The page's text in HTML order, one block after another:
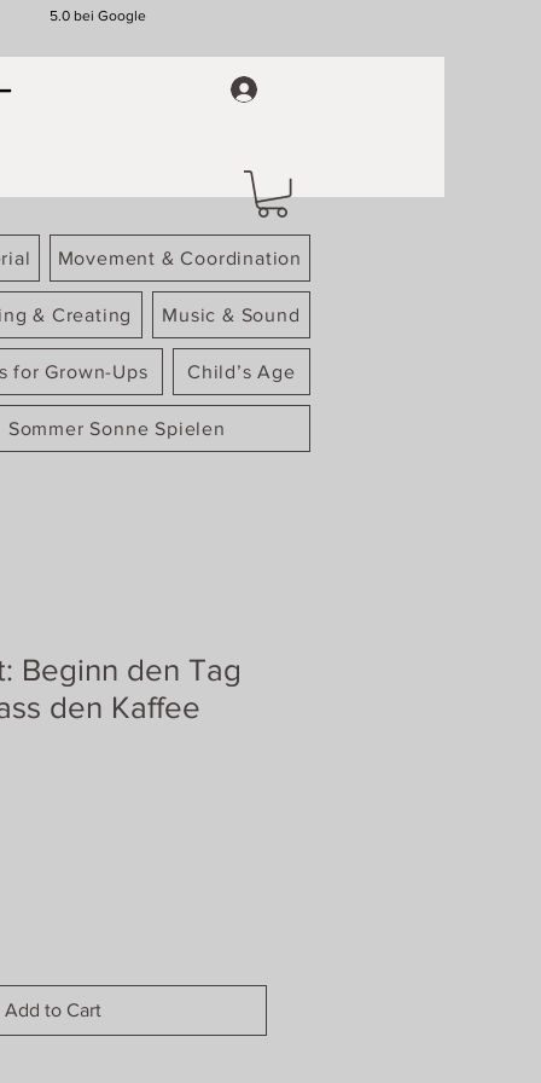
5.0 bei Google
Movement & Coordination
& Creating Music & Sound
for Grown-Ups Child’s Age
Sommer Sonne Spielen
Beginn den Tag
den Kaffee
Add to Cart